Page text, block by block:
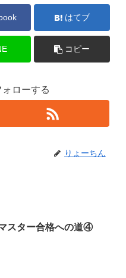
はてブ
コピー
ローする
りょーちん
スター合格への道④